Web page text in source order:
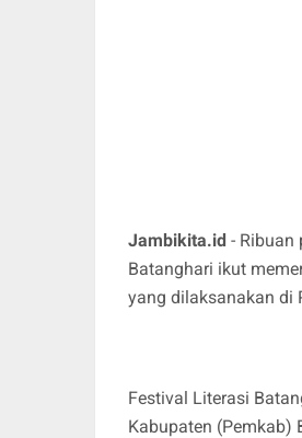
Jambikita.id - Ribuan
Batanghari ikut
yang dilaksanakan di
Festival Literasi
Kabupaten (Pemkab)